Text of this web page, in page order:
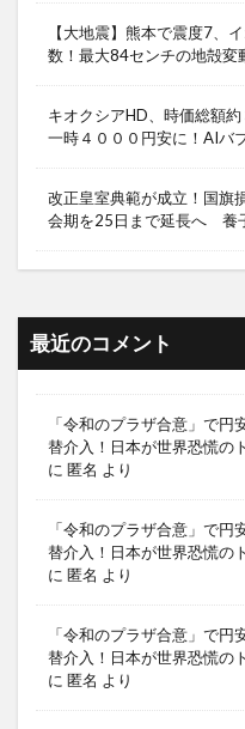
【大地震】熊本で震度7、
数！最大84センチの地殻
キオクシアHD、時価総額
一時４０００円安に！AIバ
改正皇室典範が成立！国
会期を25日まで延長へ 養
最近のコメント
「令和のプラザ合意」で
替介入！日本が世界恐慌の
に 匿名 より
「令和のプラザ合意」で
替介入！日本が世界恐慌の
に 匿名 より
「令和のプラザ合意」で
替介入！日本が世界恐慌の
に 匿名 より